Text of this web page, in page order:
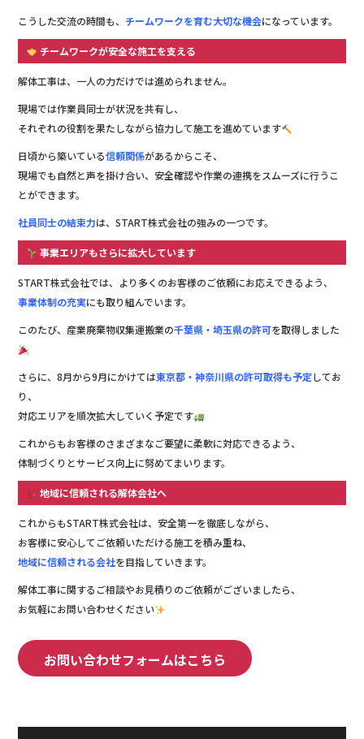
こうした交流の時間も、 チームワークを育む大切な機会になっています。
チームワークが安全な施工を支える
解体工事は、一人の力だけでは進められません。
現場では作業員同士が状況を共有し、
それぞれの役割を果たしながら協力して施工を進めています
日頃から築いている信頼関係があるからこそ、
現場でも自然と声を掛け合い、安全確認や作業の連携をスムーズに行うこ
とができます。
社員同士の結束力は、START株式会社の強みの一つです。
事業エリアもさらに拡大しています
START株式会社では、より多くのお客様のご依頼にお応えできるよう、
事業体制の充実にも取り組んでいます。
このたび、産業廃棄物収集運搬業の千葉県・埼玉県の許可を取得しました
さらに、8月から9月にかけては東京都・神奈川県の許可取得も予定してお
り、
対応エリアを順次拡大していく予定です
これからもお客様のさまざまなご要望に柔軟に対応できるよう、
体制づくりとサービス向上に努めてまいります。
地域に信頼される解体会社へ
これからもSTART株式会社は、安全第一を徹底しながら、
お客様に安心してご依頼いただける施工を積み重ね、
地域に信頼される会社を目指していきます。
解体工事に関するご相談やお見積りのご依頼がございましたら、
お気軽にお問い合わせください
お問い合わせフォームはこちら